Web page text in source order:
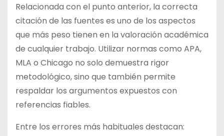
Relacionada con el punto anterior, la correcta
citación de las fuentes es uno de los aspectos
que más peso tienen en la valoración académica
de cualquier trabajo. Utilizar normas como APA,
MLA o Chicago no solo demuestra rigor
metodológico, sino que también permite
respaldar los argumentos expuestos con
referencias fiables.
Entre los errores más habituales destacan: